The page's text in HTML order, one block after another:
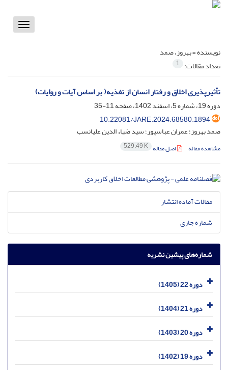
Toggle
نویسنده =بهروز، صمد
تعداد مقالات: 1
تأثیرپذیری اخلاق و رفتار انسان از تغذیه( بر اساس آیات و روایات)
دوره 19، شماره 5، اسفند 1402، صفحه
11-35
10.22081/JARE.2024.68580.1894
صمد بهروز؛ عمران عباسپور؛ سید ضیاء الدین علیانسب
مشاهده مقاله اصل مقاله 529.49 K
مقالات آماده انتشار
شماره جاری
شماره‌های پیشین نشریه
دوره 22 (1405)
دوره 21 (1404)
دوره 20 (1403)
دوره 19 (1402)